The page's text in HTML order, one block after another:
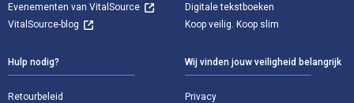
Evenementen van VitalSource
VitalSource-blog
Digitale tekstboeken
Koop veilig. Koop slim
Hulp nodig?
Retourbeleid
Wij vinden jouw veiligheid belangrijk
Privacy